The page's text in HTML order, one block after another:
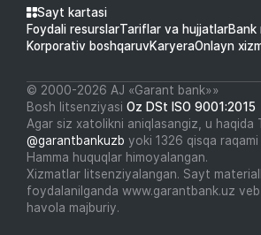
Sayt kartasi
Foydali resurslarTariflar va hujjatlarBank
Korporativ boshqaruvKaryeraOnlayn
© 2000-2026 АJ «Garant bank»»
Bosh litsenziyasi Oz DSt ISO 9001:2015
Agar siz xatolikni aniqlasangiz, u haqida
@garantbankuzb yoki 1326 qisqa
Hamma huquqlar himoyalangan.
Xizmatlar litsenziyalangan. Sayt
foydalanilganda www.garantbank.uz
havola majburiy.